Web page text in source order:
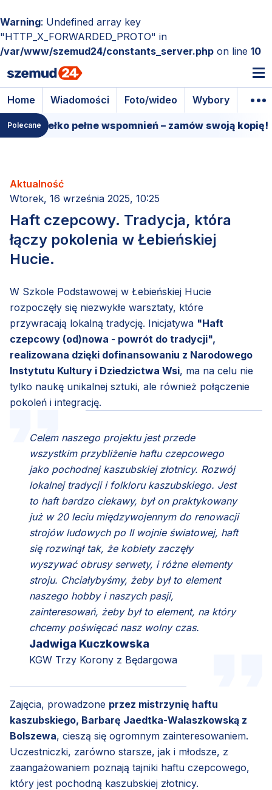
Warning: Undefined array key
"HTTP_X_FORWARDED_PROTO" in
/var/www/szemud24/constants_server.php on line 10
Home Wiadomości Foto/wideo Wybory
Polecane pełne wspomnień – zamów swoją kopię!
Aktualność
Wtorek, 16 września 2025, 10:25
Haft czepcowy. Tradycja, która
łączy pokolenia w Łebieńskiej
Hucie.
W Szkole Podstawowej w Łebieńskiej Hucie
rozpoczęły się niezwykłe warsztaty, które
przywracają lokalną tradycję. Inicjatywa "Haft
czepcowy (od)nowa - powrót do tradycji",
realizowana dzięki dofinansowaniu z Narodowego
Instytutu Kultury i Dziedzictwa Wsi, ma na celu nie
tylko naukę unikalnej sztuki, ale również połączenie
pokoleń i integrację.
Celem naszego projektu jest przede
wszystkim przybliżenie haftu czepcowego
jako pochodnej kaszubskiej złotnicy. Rozwój
lokalnej tradycji i folkloru kaszubskiego. Jest
to haft bardzo ciekawy, był on praktykowany
już w 20 leciu międzywojennym do renowacji
strojów ludowych po II wojnie światowej, haft
się rozwinął tak, że kobiety zaczęły
wyszywać obrusy serwety, i różne elementy
stroju. Chciałybyśmy, żeby był to element
naszego hobby i naszych pasji,
zainteresowań, żeby był to element, na który
chcemy poświęcać nasz wolny czas.
Jadwiga Kuczkowska
KGW Trzy Korony z Będargowa
Zajęcia, prowadzone przez mistrzynię haftu
kaszubskiego, Barbarę Jaedtka-Walaszkowską z
Bolszewa, cieszą się ogromnym zainteresowaniem.
Uczestniczki, zarówno starsze, jak i młodsze, z
zaangażowaniem poznają tajniki haftu czepcowego,
który jest pochodną kaszubskiej złotnicy.